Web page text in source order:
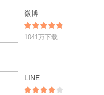
微博
1041万下载
LINE